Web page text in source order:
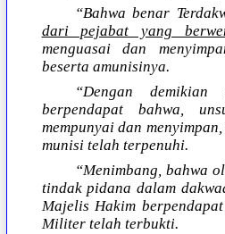
“Bahwa benar
dari pejabat yang
menguasai dan
beserta amunisinya.
“Dengan
berpendapat bahwa,
mempunyai dan
munisi telah terpenuhi.
“Menimbang, bahwa
tindak pidana dalam
Majelis Hakim
Militer telah terbukti.